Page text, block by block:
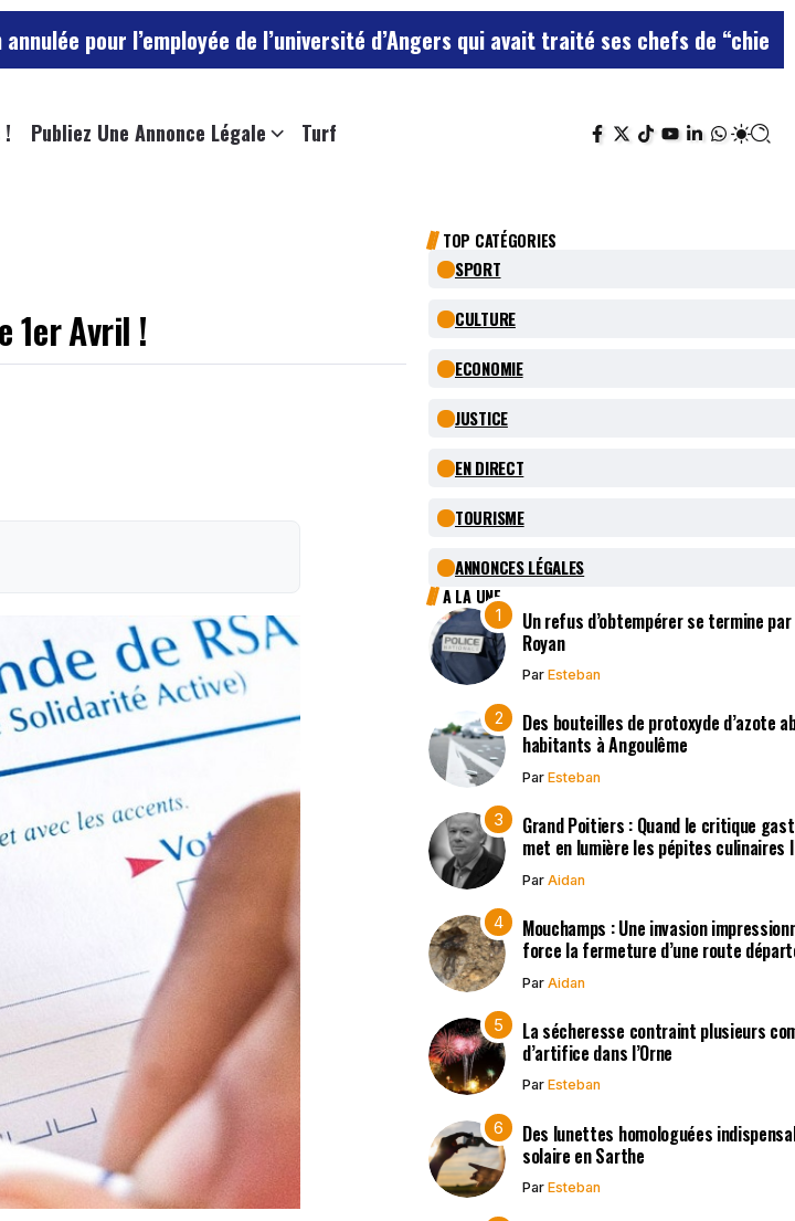
de l’université d’Angers qui avait traité ses chefs de “chiens”Le terrain de
! Publiez Une Annonce Légale Turf
1er Avril !
TOP CATÉGORIES
SPORT
CULTURE
ECONOMIE
JUSTICE
EN DIRECT
TOURISME
ANNONCES LÉGALES
A LA UNE
Un refus d’obtempérer se termine
Royan
Par Esteban
Des bouteilles de protoxyde d’azote
habitants à Angoulême
Par Esteban
Grand Poitiers : Quand le critique
met en lumière les pépites culinaires
Par Aidan
Mouchamps : Une invasion
force la fermeture d’une route
Par Aidan
La sécheresse contraint plusieurs
d’artifice dans l’Orne
Par Esteban
Des lunettes homologuées
solaire en Sarthe
Par Esteban